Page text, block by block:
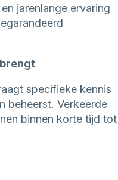
jarenlange ervaring
specifieke kennis
beheerst. Verkeerde
binnen korte tijd tot